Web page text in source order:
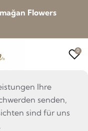
Flowers
0
Ihre
senden,
sind für uns